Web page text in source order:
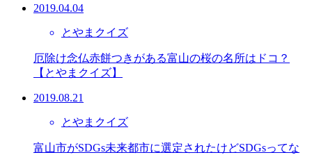
2019.04.04
とやまクイズ
厄除け念仏赤餅つきがある富山の桜の名所はドコ？
【とやまクイズ】
2019.08.21
とやまクイズ
富山市がSDGs未来都市に選定されたけどSDGsってな